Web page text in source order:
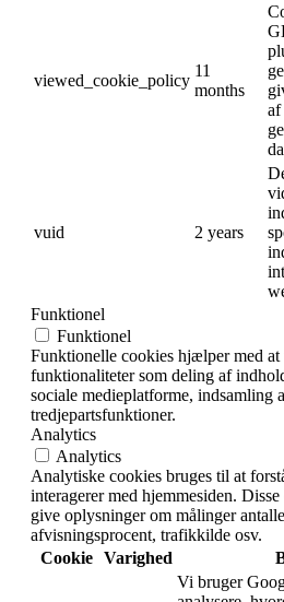
viewed_cookie_policy
11
months
af
vuid 2 years
Funktionel
Funktionel
Funktionelle cookies hjælper med at
funktionaliteter som deling af
sociale medieplatforme, indsamling
tredjepartsfunktioner.
Analytics
Analytics
Analytiske cookies bruges til at
interagerer med hjemmesiden.
give oplysninger om målinger
afvisningsprocent, trafikkilde osv.
Cookie Varighed
Vi bruger